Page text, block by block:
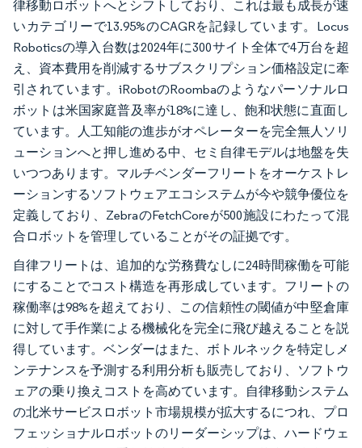
律移動ロボットへとシフトしており、これは最も成長が速
いカテゴリーで13.95%のCAGRを記録しています。Locus
Roboticsの導入台数は2024年に300サイト全体で4万台を超
え、資本費用を削減するサブスクリプション価格設定に牽
引されています。iRobotのRoombaのようなパーソナルロ
ボットは米国家庭普及率が18%に達し、飽和状態に直面し
ています。人工知能の進歩がオペレーターを完全無人ソリ
ューションへと押し進める中、セミ自律モデルは地盤を失
いつつあります。マルチベンダーフリートをオーケストレ
ーションするソフトウェアエコシステムが今や競争優位を
定義しており、ZebraのFetchCoreが500施設にわたって混
合ロボットを管理していることがその証拠です。
自律フリートは、追加的な労務費なしに24時間稼働を可能
にすることでコスト構造を再形成しています。フリートの
稼働率は98%を超えており、この信頼性の閾値が中堅倉庫
に対して手作業による機械化を完全に飛び越えることを説
得しています。ベンダーはまた、ボトルネックを特定しメ
ンテナンスを予測する利用分析も販売しており、ソフトウ
ェアの乗り換えコストを高めています。自律移動システム
の北米サービスロボット市場規模が拡大するにつれ、プロ
フェッショナルロボットのリーダーシップは、ハードウェ